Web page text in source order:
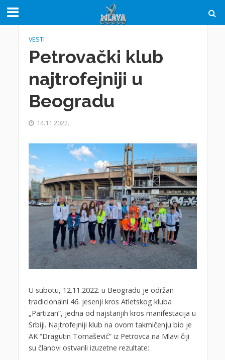
VESTI
Petrovački klub
najtrofejniji u
Beogradu
14.11.2022.
U subotu, 12.11.2022. u Beogradu je održan
tradicionalni 46. jesenji kros Atletskog kluba
„Partizan”, jedna od najstarijih kros manifestacija u
Srbiji. Najtrofejniji klub na ovom takmičenju bio je
AK “Dragutin Tomašević” iz Petrovca na Mlavi čiji
su članovi ostvarili izuzetne rezultate: